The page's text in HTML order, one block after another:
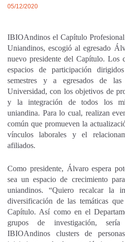
05/12/2020
IBIOAndinos el Capítulo
Uniandinos, escogió al egresado
nuevo presidente del Capítulo. Los
espacios de participación
semestres y a egresados de
Universidad, con los objetivos de
y la integración de todos los
uniandina. Para lo cual, realizan
común que promueven la
vínculos laborales y el
afiliados.
Como presidente, Álvaro espera
sea un espacio de crecimiento
uniandinos. “Quiero recalcar la
diversificación de las temáticas
Capítulo. Así como en el
grupos de investigación,
IBIOAndinos clusters de